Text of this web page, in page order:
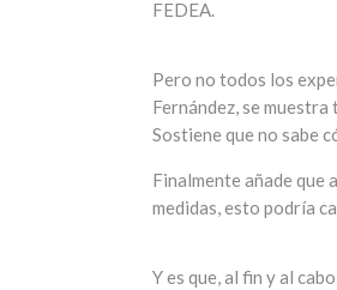
FEDEA.
Pero no todos los
Fernández, se
Sostiene que no sabe
Finalmente añade que
medidas, esto podría
Y es que, al fin y al